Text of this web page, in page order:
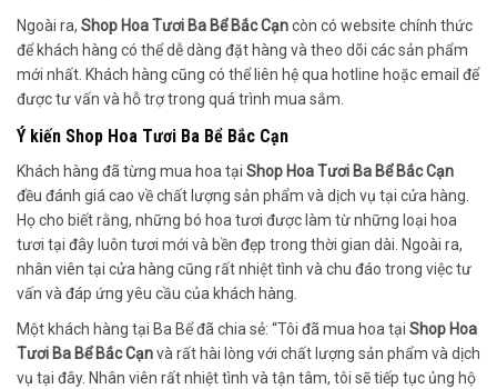
Ngoài ra, Shop Hoa Tươi Ba Bể Bắc Cạncòn có website chính thức
để khách hàng có thể dễ dàng đặt hàng và theo dõi các sản phẩm
mới nhất. Khách hàng cũng có thể liên hệ qua hotline hoặc email để
được tư vấn và hỗ trợ trong quá trình mua sắm.
Ý kiến Shop Hoa Tươi Ba Bể Bắc Cạn
Khách hàng đã từng mua hoa tại Shop Hoa Tươi Ba Bể Bắc Cạn
đều đánh giá cao về chất lượng sản phẩm và dịch vụ tại cửa hàng.
Họ cho biết rằng, những bó hoa tươi được làm từ những loại hoa
tươi tại đây luôn tươi mới và bền đẹp trong thời gian dài. Ngoài ra,
nhân viên tại cửa hàng cũng rất nhiệt tình và chu đáo trong việc tư
vấn và đáp ứng yêu cầu của khách hàng.
Một khách hàng tại Ba Bể đã chia sẻ: “Tôi đã mua hoa tại Shop Hoa
Tươi Ba Bể Bắc Cạnvà rất hài lòng với chất lượng sản phẩm và dịch
vụ tại đây. Nhân viên rất nhiệt tình và tận tâm, tôi sẽ tiếp tục ủng hộ